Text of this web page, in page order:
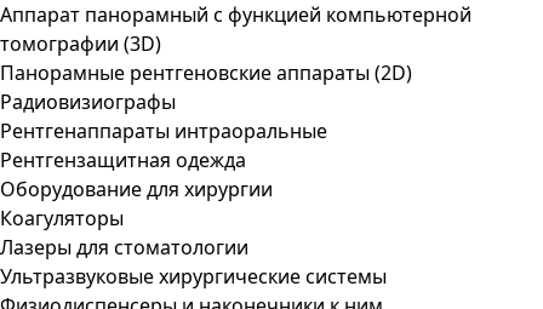
Аппарат панорамный с функцией компьютерной
томографии (3D)
Панорамные рентгеновские аппараты (2D)
Радиовизиографы
Рентгенаппараты интраоральные
Рентгензащитная одежда
Оборудование для хирургии
Коагуляторы
Лазеры для стоматологии
Ультразвуковые хирургические системы